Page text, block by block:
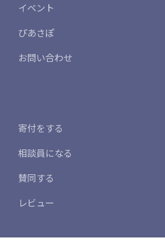
イベント
ぴあさぽ
お問い合わせ
寄付をする
相談員になる
賛同する
レビュー